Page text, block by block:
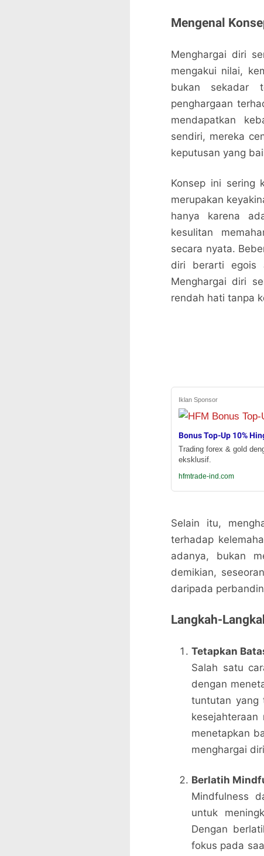
Mengenal
Menghargai diri
mengakui nilai,
bukan sekadar
penghargaan
mendapatkan
sendiri, mereka
keputusan yang
Konsep ini sering
merupakan
hanya karena
kesulitan
secara nyata.
diri berarti egois
Menghargai diri
rendah hati tanpa
Iklan Sponsor
Bonus Top-Up 10%
Trading forex & gold
eksklusif.
hfmtrade-ind.com
Selain itu,
terhadap
adanya, bukan
demikian,
daripada
Langkah-
Tetapkan
Salah satu
dengan
tuntutan yang
menetapkan
menghargai
Berlatih
Mindfulness
untuk
Dengan
fokus pada